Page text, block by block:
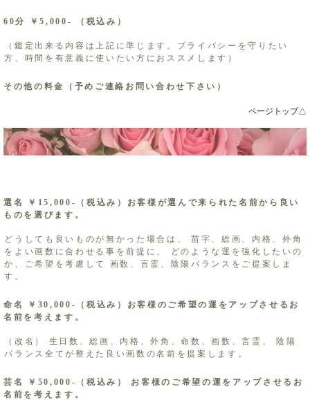
60分 ￥5,000- （税込み）
（鑑定出来る内容は上記に準じます。プライバシーを守りたい
方、時間を有意義に使いたい方におススメします）
その他の料金（予めご連絡お問い合わせ下さい）
ページトップ△
選名 ￥15,000-（税込み）お客様が選んで来られた名前から良い
ものを選びます。
どうしても良いものが無かった場合は、 苗字、総画、内格、外角
をよい画数に合わせる事を前提に、 どのような運を強化したいの
か、ご希望を考慮して 画数、言霊、陰陽バランスをご提案しま
す。 ​
命名 ￥30,000-（税込み）お客様のご希望の運をアップさせるお
名前を考えます。
（改名） 生日数、総画、内格、外角、命数、画数、言霊、 陰陽
バランス全てが整えた良い画数の名前を提案します。 ​
芸名 ￥50,000-（税込み） お客様のご希望の運をアップさせるお
名前を考えます。